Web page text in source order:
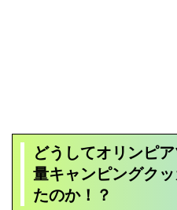
どうしてオリンピ
量キャンピングク
たのか！？